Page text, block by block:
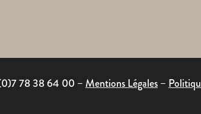
78 38 64 00 – Mentions Légales–